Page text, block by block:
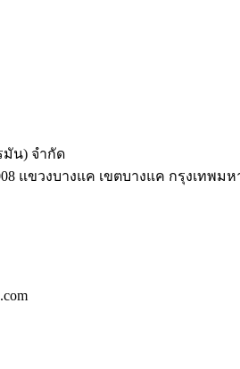
มัน) จำกัด
แขวงบางแค เขตบางแค กรุงเทพมห